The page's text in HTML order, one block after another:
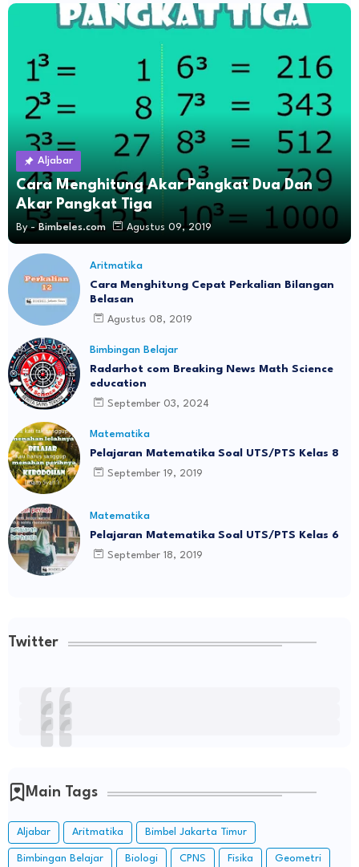
Aljabar
Cara Menghitung Akar Pangkat Dua Dan
Akar Pangkat Tiga
By - Bimbeles.com Agustus 09, 2019
Aritmatika
Cara Menghitung Cepat Perkalian Bilangan
Belasan
Agustus 08, 2019
Bimbingan Belajar
Radarhot com Breaking News Math Science
education
September 03, 2024
Matematika
Pelajaran Matematika Soal UTS/PTS Kelas 8
September 19, 2019
Matematika
Pelajaran Matematika Soal UTS/PTS Kelas 6
September 18, 2019
Twitter
Main Tags
Aljabar Aritmatika Bimbel Jakarta Timur
Bimbingan Belajar Biologi CPNS Fisika Geometri